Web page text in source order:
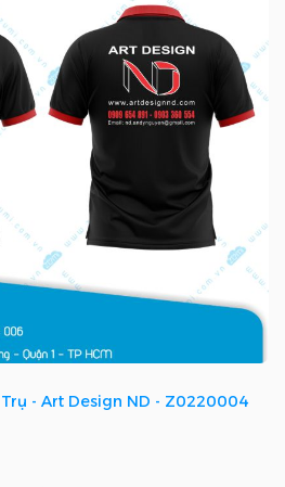
- Art Design ND - Z0220004